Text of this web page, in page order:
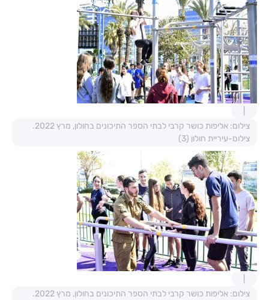
צילום: אליפות כושר קרבי לבתי הספר התיכונים בחולון, מרץ 2022.
צילום-עיריית חולון (3)
צילום: אליפות כושר קרבי לבתי הספר התיכונים בחולון, מרץ 2022.